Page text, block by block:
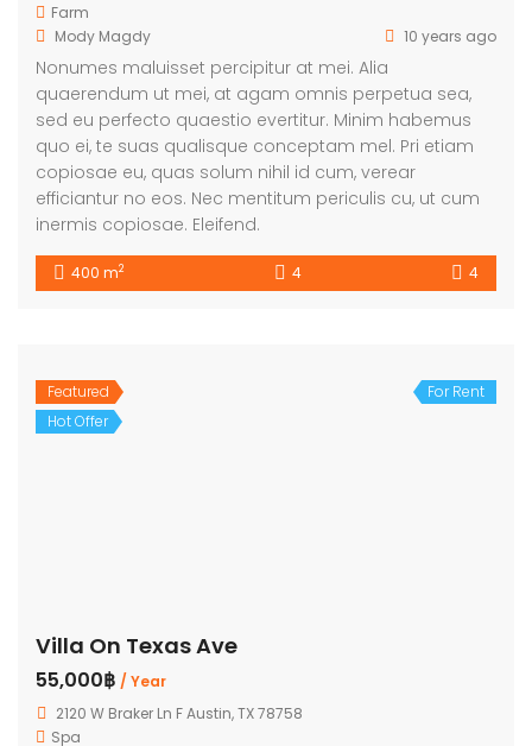
Farm
Mody Magdy
10 years ago
Nonumes maluisset percipitur at mei. Alia
quaerendum ut mei, at agam omnis perpetua sea,
sed eu perfecto quaestio evertitur. Minim habemus
quo ei, te suas qualisque conceptam mel. Pri etiam
copiosae eu, quas solum nihil id cum, verear
efficiantur no eos. Nec mentitum periculis cu, ut cum
inermis copiosae. Eleifend.
400 m2 4 4
Featured
Hot Offer
For Rent
Villa On Texas Ave
55,000฿ / Year
2120 W Braker Ln F Austin, TX 78758
Spa